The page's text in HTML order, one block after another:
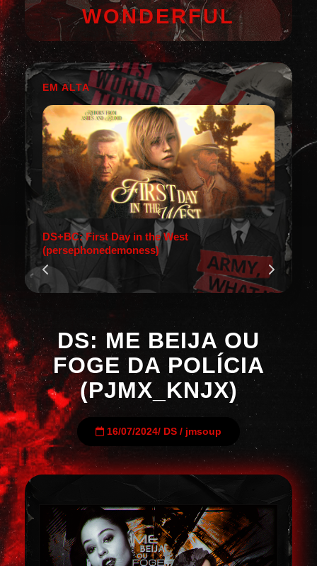
WONDERFUL
EM ALTA
DS+BC: First Day in the West
(persephonedemoness)
DS: ME BEIJA OU
FOGE DA POLÍCIA
(PJMX_KNJX)
16/07/2024/ DS / jmsoup